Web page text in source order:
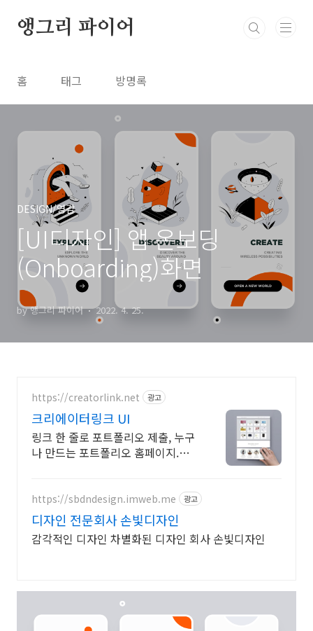
앵그리 파이어
홈 태그 방명록
DESIGN/영감
[UI디자인] 앱 온보딩
(Onboarding)화면
by 앵그리 파이어 2022. 4. 25.
https://creatorlink.net 광고
크리에이터링크 UI
링크 한 줄로 포트폴리오 제출, 누구
나 만드는 포트폴리오 홈페이지.
https://sbdndesign.imweb.me 광고
디자인 전문회사 손빛디자인
감각적인 디자인 차별화된 디자인 회사 손빛디자인